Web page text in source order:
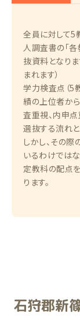
全員に対して5
人調査書の「
抜資料となり
まれます）
学力検査点（5
績の上位者か
査重視、内申
選抜する流れと
しかし、その
いるわけでは
定教科の配点
ります。
石狩郡新